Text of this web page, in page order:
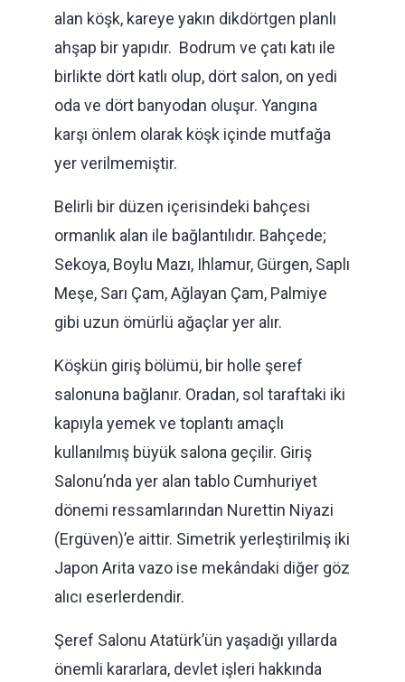
alan köşk, kareye yakın dikdörtgen planlı
ahşap bir yapıdır. Bodrum ve çatı katı ile
birlikte dört katlı olup, dört salon, on yedi
oda ve dört banyodan oluşur. Yangına
karşı önlem olarak köşk içinde mutfağa
yer verilmemiştir.
Belirli bir düzen içerisindeki bahçesi
ormanlık alan ile bağlantılıdır. Bahçede;
Sekoya, Boylu Mazı, Ihlamur, Gürgen, Saplı
Meşe, Sarı Çam, Ağlayan Çam, Palmiye
gibi uzun ömürlü ağaçlar yer alır.
Köşkün giriş bölümü, bir holle şeref
salonuna bağlanır. Oradan, sol taraftaki iki
kapıyla yemek ve toplantı amaçlı
kullanılmış büyük salona geçilir. Giriş
Salonu’nda yer alan tablo Cumhuriyet
dönemi ressamlarından Nurettin Niyazi
(Ergüven)’e aittir. Simetrik yerleştirilmiş iki
Japon Arita vazo ise mekândaki diğer göz
alıcı eserlerdendir.
Şeref Salonu Atatürk’ün yaşadığı yıllarda
önemli kararlara, devlet işleri hakkında